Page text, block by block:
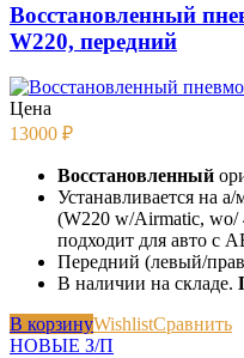
Восстановленный
W220, передний
Цена
13000 ₽
Восстановленный
Устанавливается на
(W220 w/Airmatic,
подходит для авто с
Передний (левый/
В наличии на складе.
В корзинуWishlistСравнить
НОВЫЕ З/П